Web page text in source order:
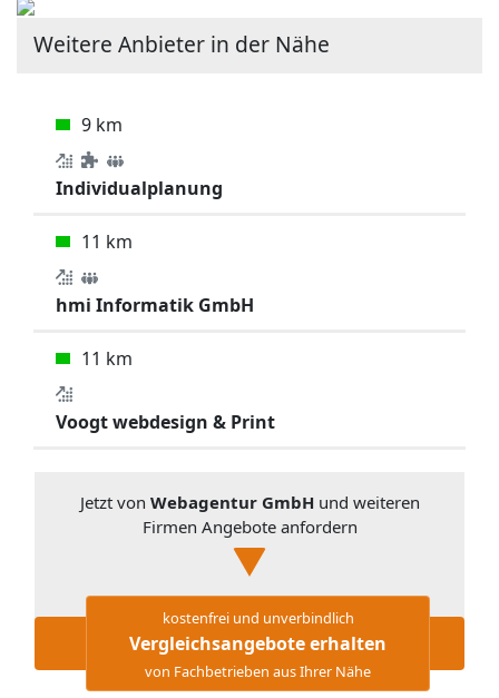
Weitere Anbieter in der Nähe
9 km
Individualplanung
11 km
hmi Informatik GmbH
11 km
Voogt webdesign & Print
Jetzt von Webagentur GmbHund weiteren
Firmen Angebote anfordern
kostenfrei und unverbindlich
Vergleichsangebote erhalten
von Fachbetrieben aus Ihrer Nähe